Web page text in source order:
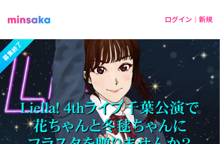
ログイン｜新規
募集終了